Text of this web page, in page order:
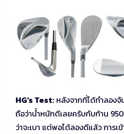
HG’s Test: หลังจากที่ได้ทำลอง
ถือว่าน้ำหนักดีเลยครับกับก้าน
ว่าจะเบา แต่พอได้ลองดีแล้ว การ